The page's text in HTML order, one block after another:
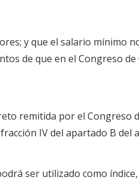
y que el salario mínimo
de que en el Congreso
remitida por el
IV del apartado B del
ser utilizado como